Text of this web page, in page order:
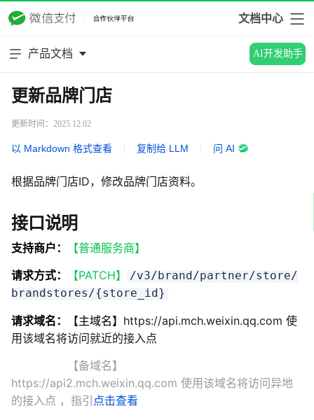
文档中心
产品文档 AI开发助手
更新品牌门店
更新时间：2025.12.02
以 Markdown 格式查看 复制给 LLM 问 AI
根据品牌门店ID，修改品牌门店资料。
接口说明
支持商户：
【普通服务商】
请求方式：
【PATCH】
/v3/brand/partner/store/
brandstores/{store_id}
请求域名： 【主域名】 https://api.mch.weixin.qq.com 使
用该域名将访问就近的接入点
【备域名】
https://api2.mch.weixin.qq.com 使用该域名将访问异地
的接入点 ，指引 点击查看